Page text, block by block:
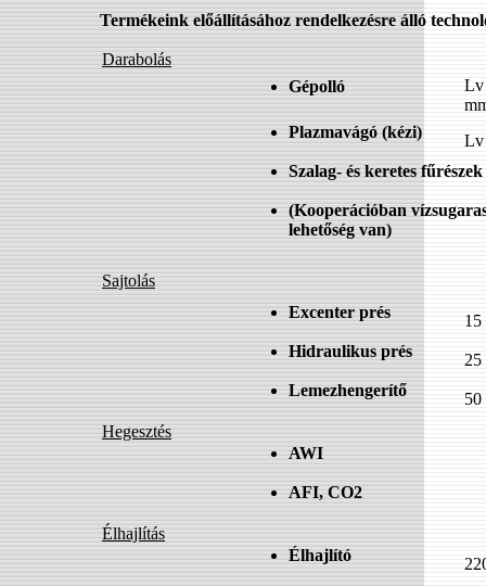
Termékeink előállításához rendelkezésre álló
Darabolás
Gépolló
Lv
Plazmavágó (kézi)
Lv
Szalag- és keretes fűrészek
(Kooperációban
lehetőség van)
Sajtolás
Excenter prés
15
Hidraulikus prés
25
Lemezhengerítő
50
Hegesztés
AWI
AFI, CO2
Élhajlítás
Élhajlító